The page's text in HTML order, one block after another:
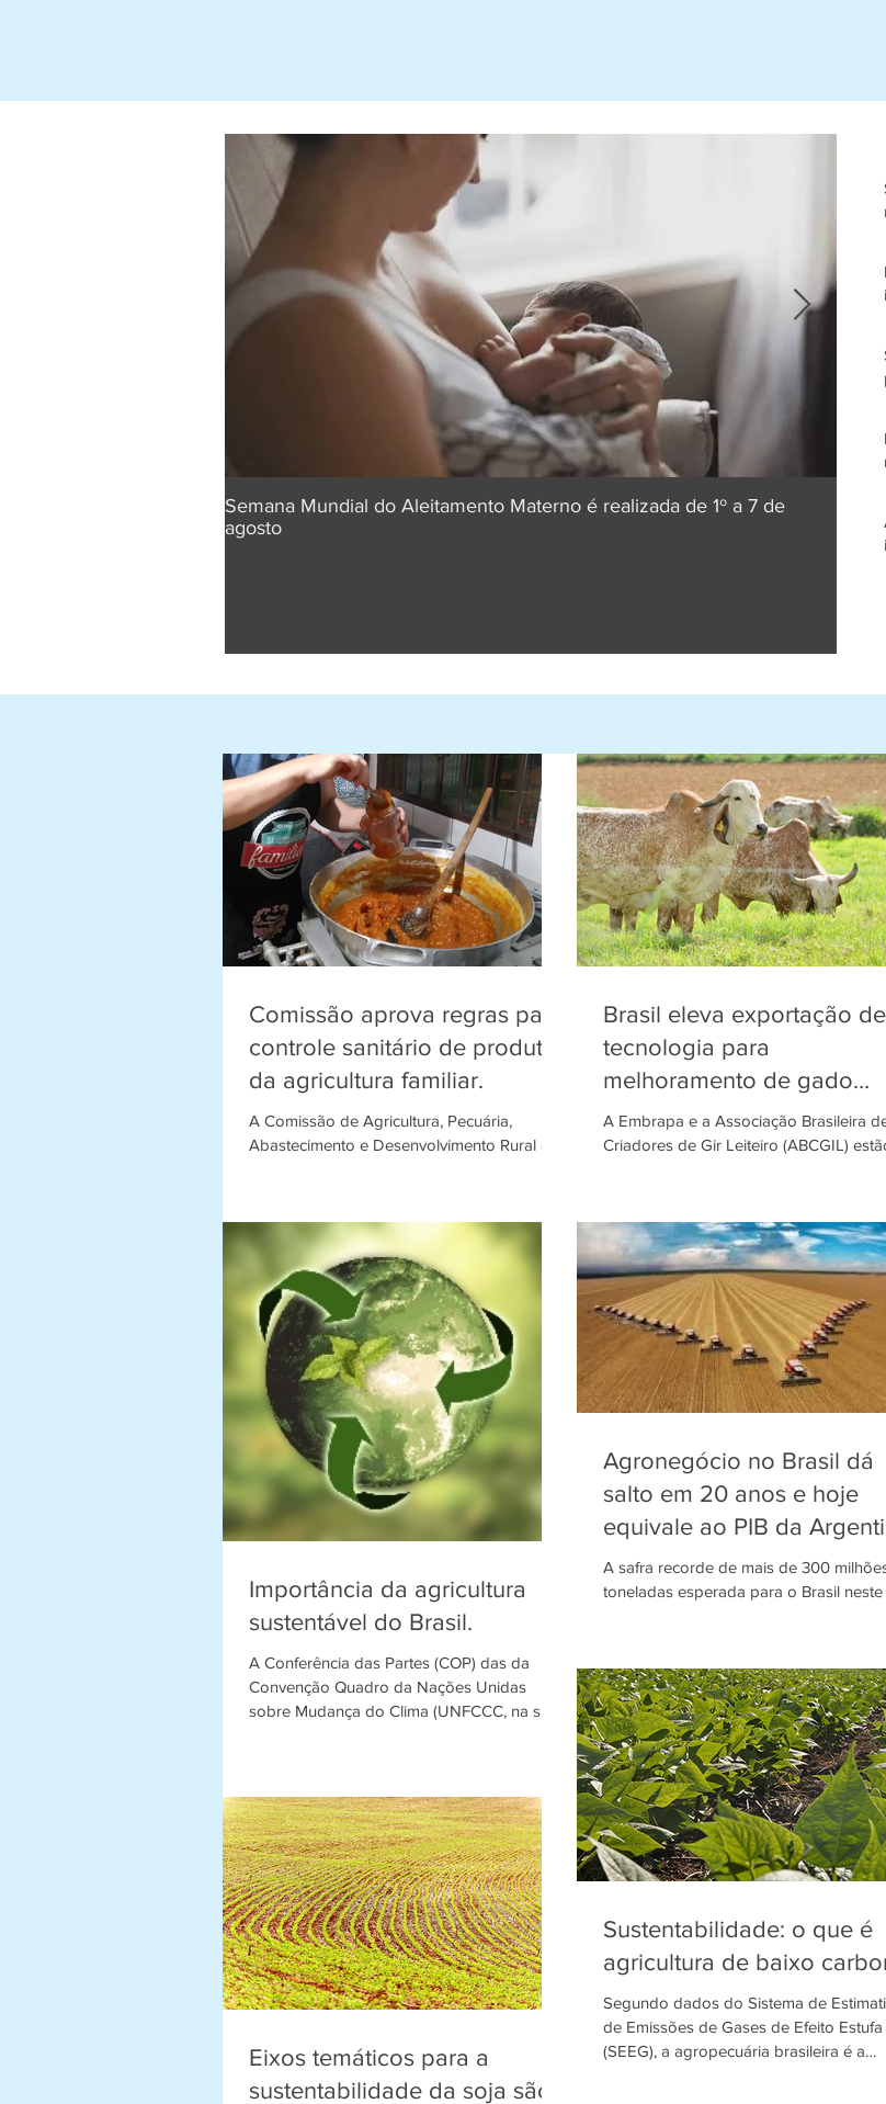
Semana Mundial do Aleitamento Materno é realizada de 1º a 7 de
agosto
Comissão aprova regras para
controle sanitário de produtos
da agricultura familiar.
A Comissão de Agricultura, Pecuária,
Abastecimento e Desenvolvimento Rural da
Brasil eleva exportação de
tecnologia para
melhoramento de gado
leiteiro.
A Embrapa e a Associação Brasileira
Criadores de Gir Leiteiro (ABCGIL) estão
Importância da agricultura
sustentável do Brasil.
A Conferência das Partes (COP) das da
Convenção Quadro da Nações Unidas
sobre Mudança do Clima (UNFCCC, na sigla
Agronegócio no Brasil dá
salto em 20 anos e hoje
equivale ao PIB da
A safra recorde de mais de 300 milhões
toneladas esperada para o Brasil neste
Eixos temáticos para a
sustentabilidade da soja são
Sustentabilidade: o que é
agricultura de baixo
Segundo dados do Sistema de
de Emissões de Gases de Efeito Estufa
(SEEG), a agropecuária brasileira é a